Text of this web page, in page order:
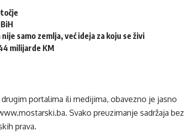
samo zemlja, već ideja za koju se živi
milijarde KM
portalima ili medijima, obavezno je jasno
. Svako preuzimanje sadržaja bez
prava.